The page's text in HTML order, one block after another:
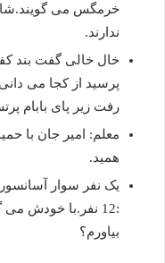
خرمگس می
ندارند.
خال خالی گفت بند
پرسید از کجا می
رفت زیر پای بابام
معلم: امیر جان با
همید.
یک نفر سوار
بیاورم؟